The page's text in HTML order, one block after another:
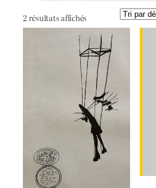
2 résultats affichés